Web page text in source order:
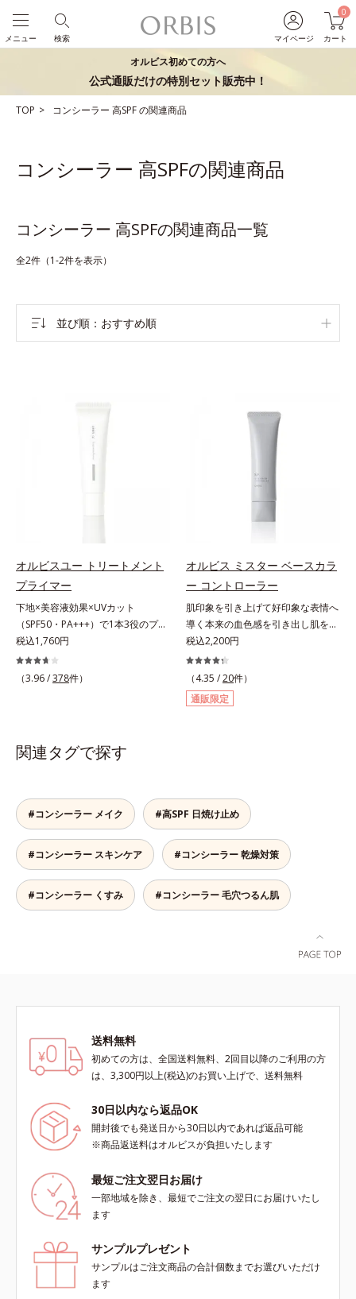
マイページ
0
カート
検索
メニュー
オルビス初めての方へ
公式通販だけの特別セット販売中！
TOP コンシーラー 高SPFの関連商品
コンシーラー 高SPFの関連商品
コンシーラー 高SPFの関連商品一覧
全2件（1-2件を表示）
並び順 おすすめ順
オルビスユー トリートメント
プライマー
下地×美容液効果×UVカット
（SPF50・PA+++）で1本3役のプラ
イマー。凹凸をつるんとなめらかに
(*1)整え、化粧ノリUPの高機能化粧
下地。“塗るたび高まる、素肌の美
凸をつるんとなめらかに(*1)。スキ
うるおいをグンとアップ＆リッチな
クリームのようにぴたっと密着。乾
燥による小ジワを目立たなく(*1)
し、つるんとしたハリ肌に仕上げま
す。むやみに隠すのではなくふわり
と光を拡散させ、メイク×スキンケ
アのW効果で軽やかな美肌を印象づ
す。【カバー効果】保湿性凹凸カバ
でも、ただ隠すだけでなく、乾きや
すい肌にうるおいを届けながら、光
拡散効果で乾燥小ジワや毛穴もカバ
脂選択テカリ防止成分(*5)テカリの
主成分を選択的に吸収し、うるおい
はしっかり残すことでカバー力を保
層の範囲内*3 スキンプロテクト※
複合成分配合＝肌を保護し、乾燥を
防ぐ複合成分 ※ ビルベリー葉エ
皮エキス*4 グリセリルグルコシド
（保湿成分）、（ジメチコン／ビニ
ルジメチコン）クロスポリマー、ジ
メチコン（カバー成分）*5 アクリ
税込1,760円
（3.96 /378件）
オルビス ミスター ベースカラ
ー コントローラー
肌印象を引き上げて好印象な表情へ
導く本来の血色感を引き出し肌を均
一に整えるベースカラー。スキンケ
ア感覚で絶好調な肌へ整えるベース
コントロールカラーです。肌トラブ
ルを“覆い隠す”のではなく、“光で整
える”オレンジフィルター理論に着
整え、肌本来の魅力を引き出し、印
象をランクアップさせます。日本人
男性の肌色に合わせた色設計で、ど
んな肌色でも自然な仕上がりを叶え
ます。ベタつくのに乾燥する男性の
肌に、うるおいを与えつつ皮脂分泌
をコントロールするスキンケア成分
らずの、清潔感のある肌が続きま
す。さらにSPF20・PA++の紫外線カ
ができ、スキンケアの延長で使いや
後、適量（パール1～2粒大程度）を
とり、顔全体に少量ずつムラなくの
税込2,200円
（4.35 /20件）
通販限定
関連タグで探す
#コンシーラー メイク #高SPF 日焼け止め
#コンシーラー スキンケア #コンシーラー 乾燥対策
#コンシーラー くすみ #コンシーラー 毛穴つるん肌
送料無料
初めての方は、全国送料無料、2回目以降のご利用の方
は、3,300円以上(税込)のお買い上げで、送料無料
30日以内なら返品OK
開封後でも発送日から30日以内であれば返品可能
※商品返送料はオルビスが負担いたします
最短ご注文翌日お届け
一部地域を除き、最短でご注文の翌日にお届けいたし
ます
サンプルプレゼント
サンプルはご注文商品の合計個数までお選びいただけ
ます